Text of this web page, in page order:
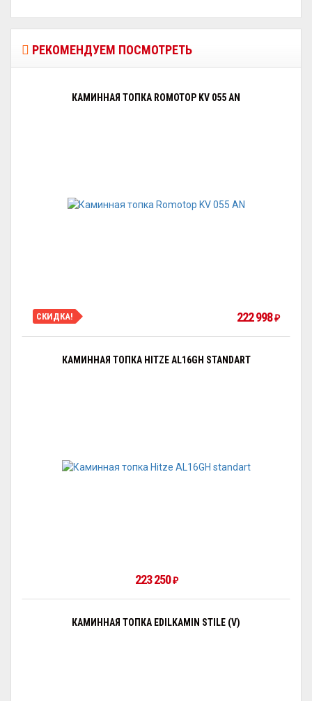
РЕКОМЕНДУЕМ ПОСМОТРЕТЬ
КАМИННАЯ ТОПКА ROMOTOP KV 055 AN
СКИДКА! 222 998₽
КАМИННАЯ ТОПКА HITZE AL16GH STANDART
223 250₽
КАМИННАЯ ТОПКА EDILKAMIN STILE (V)